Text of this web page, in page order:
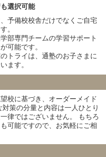
選択可能
予備校校舎だけでなくご自宅
。
部専門チームの学習サポート
可能です。
トライは、通塾のお子さまに
ます。
校に基づき、オーダーメイド
策の分量と内容は一人ひとり
律ではございません。 もちろ
可能ですので、お気軽にご相